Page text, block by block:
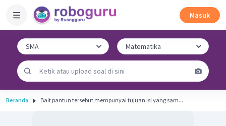
Masuk
Beranda Bait pantun tersebut mempunyai tujuan isi yang sam...